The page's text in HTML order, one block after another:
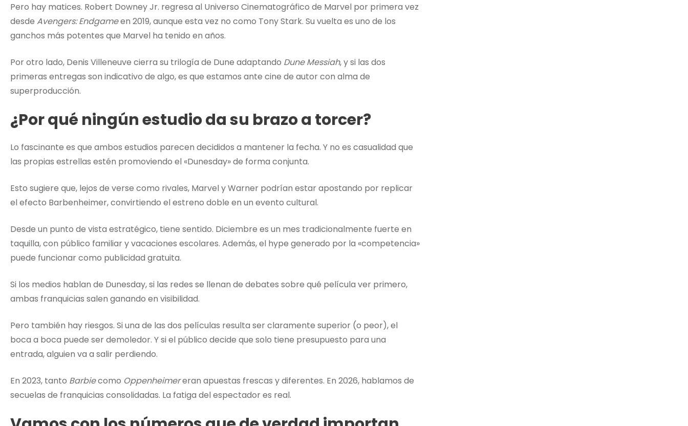
Pero hay matices. Robert Downey Jr. regresa al Universo Cinematográfico de Marvel por primera vez
desde Avengers: Endgameen 2019, aunque esta vez no como Tony Stark. Su vuelta es uno de los
ganchos más potentes que Marvel ha tenido en años.
Por otro lado, Denis Villeneuve cierra su trilogía de Dune adaptando Dune Messiah, y si las dos
primeras entregas son indicativo de algo, es que estamos ante cine de autor con alma de
superproducción.
¿Por qué ningún estudio da su brazo a torcer?
Lo fascinante es que ambos estudios parecen decididos a mantener la fecha. Y no es casualidad que
las propias estrellas estén promoviendo el «Dunesday» de forma conjunta.
Esto sugiere que, lejos de verse como rivales, Marvel y Warner podrían estar apostando por replicar
el efecto Barbenheimer, convirtiendo el estreno doble en un evento cultural.
Desde un punto de vista estratégico, tiene sentido. Diciembre es un mes tradicionalmente fuerte en
taquilla, con público familiar y vacaciones escolares. Además, el hype generado por la «competencia»
puede funcionar como publicidad gratuita.
Si los medios hablan de Dunesday, si las redes se llenan de debates sobre qué película ver primero,
ambas franquicias salen ganando en visibilidad.
Pero también hay riesgos. Si una de las dos películas resulta ser claramente superior (o peor), el
boca a boca puede ser demoledor. Y si el público decide que solo tiene presupuesto para una
entrada, alguien va a salir perdiendo.
En 2023, tanto Barbiecomo Oppenheimereran apuestas frescas y diferentes. En 2026, hablamos de
secuelas de franquicias consolidadas. La fatiga del espectador es real.